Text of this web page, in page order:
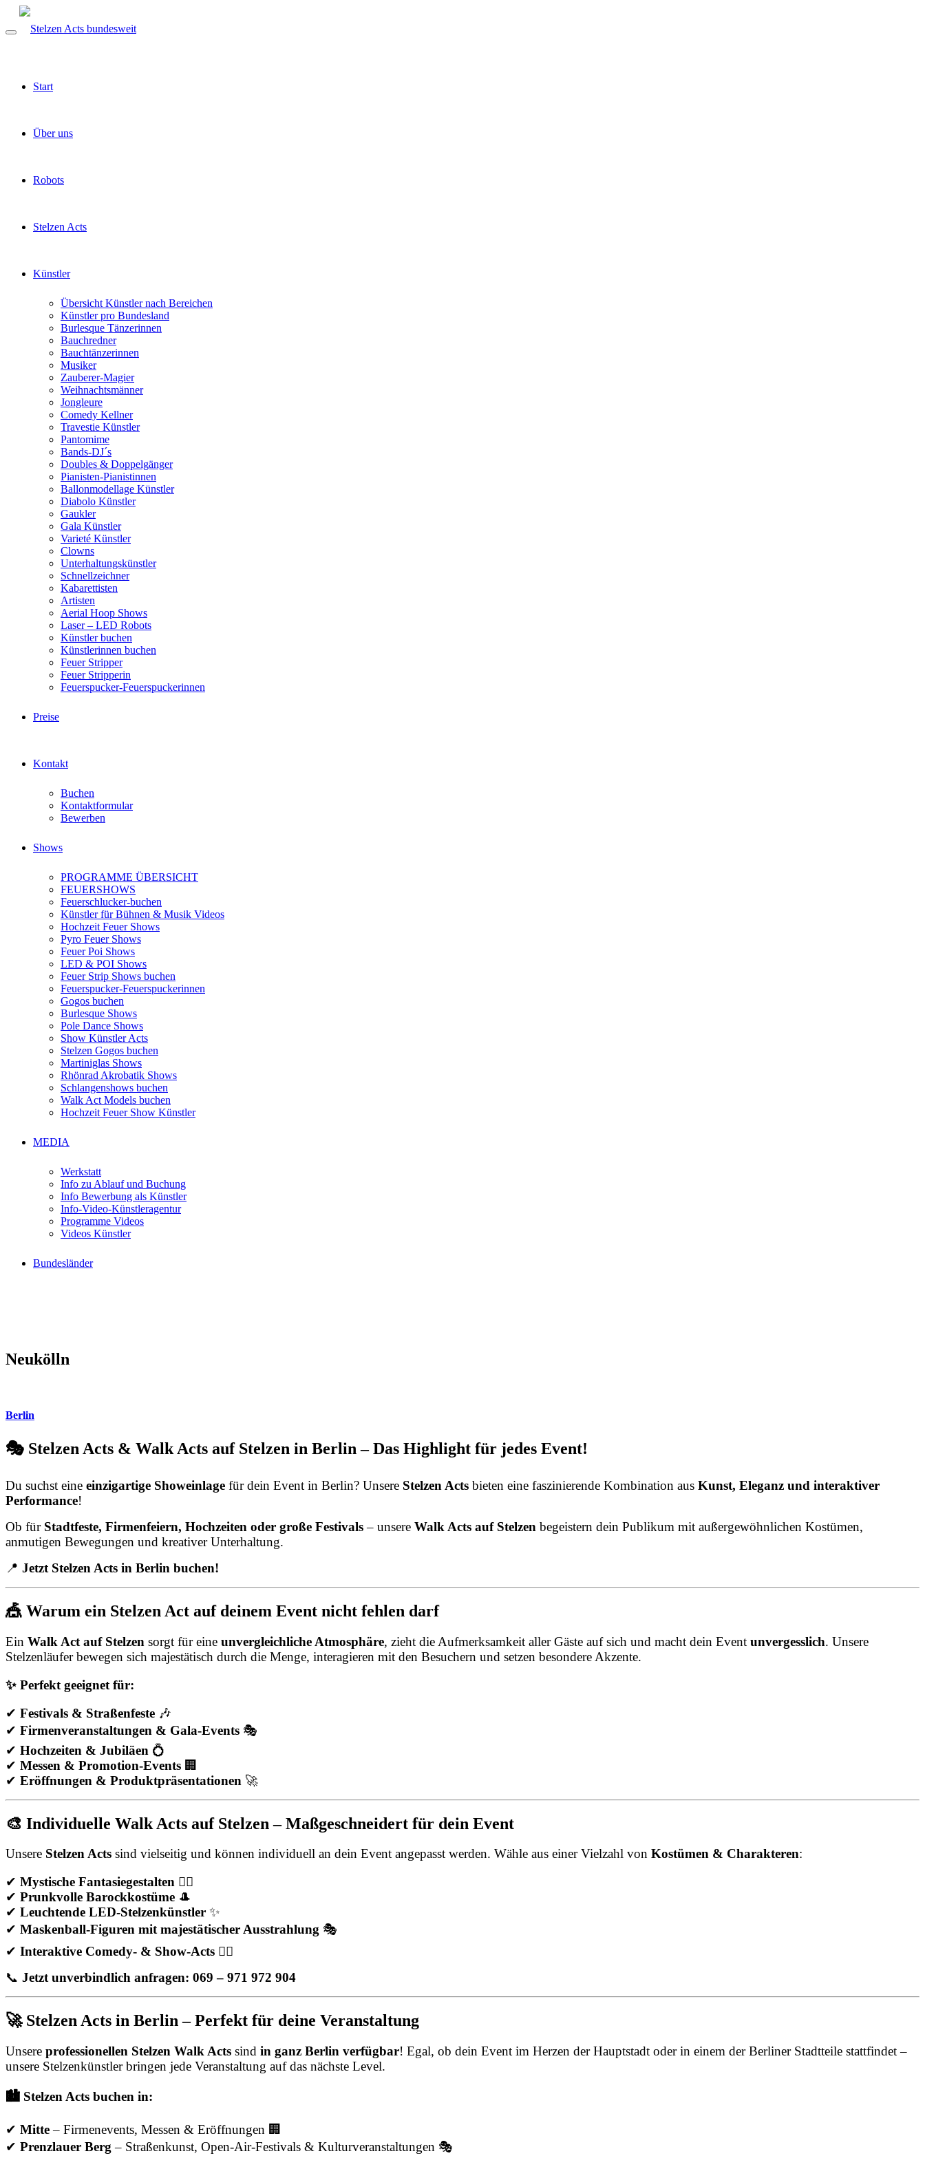
Start
Über uns
Robots
Stelzen Acts
Künstler
Übersicht Künstler nach Bereichen
Künstler pro Bundesland
Burlesque Tänzerinnen
Bauchredner
Bauchtänzerinnen
Musiker
Zauberer-Magier
Weihnachtsmänner
Jongleure
Comedy Kellner
Travestie Künstler
Pantomime
Bands-DJ´s
Doubles & Doppelgänger
Pianisten-Pianistinnen
Ballonmodellage Künstler
Diabolo Künstler
Gaukler
Gala Künstler
Varieté Künstler
Clowns
Unterhaltungskünstler
Schnellzeichner
Kabarettisten
Artisten
Aerial Hoop Shows
Laser – LED Robots
Künstler buchen
Künstlerinnen buchen
Feuer Stripper
Feuer Stripperin
Feuerspucker-Feuerspuckerinnen
Preise
Kontakt
Buchen
Kontaktformular
Bewerben
Shows
PROGRAMME ÜBERSICHT
FEUERSHOWS
Feuerschlucker-buchen
Künstler für Bühnen & Musik Videos
Hochzeit Feuer Shows
Pyro Feuer Shows
Feuer Poi Shows
LED & POI Shows
Feuer Strip Shows buchen
Feuerspucker-Feuerspuckerinnen
Gogos buchen
Burlesque Shows
Pole Dance Shows
Show Künstler Acts
Stelzen Gogos buchen
Martiniglas Shows
Rhönrad Akrobatik Shows
Schlangenshows buchen
Walk Act Models buchen
Hochzeit Feuer Show Künstler
MEDIA
Werkstatt
Info zu Ablauf und Buchung
Info Bewerbung als Künstler
Info-Video-Künstleragentur
Programme Videos
Videos Künstler
Bundesländer
Neukölln
Berlin
🎭 Stelzen Acts & Walk Acts auf Stelzen in Berlin – Das Highlight für jedes Event!
Du suchst eine einzigartige Showeinlage für dein Event in Berlin? Unsere Stelzen Acts bieten eine faszinierende Kombination aus Kunst, Eleganz und interaktiver
Performance!
Ob für Stadtfeste, Firmenfeiern, Hochzeiten oder große Festivals– unsere Walk Acts auf Stelzen begeistern dein Publikum mit außergewöhnlichen Kostümen,
anmutigen Bewegungen und kreativer Unterhaltung.
📍 Jetzt Stelzen Acts in Berlin buchen!
🎪 Warum ein Stelzen Act auf deinem Event nicht fehlen darf
Ein Walk Act auf Stelzen sorgt für eine unvergleichliche Atmosphäre, zieht die Aufmerksamkeit aller Gäste auf sich und macht dein Event unvergesslich. Unsere
Stelzenläufer bewegen sich majestätisch durch die Menge, interagieren mit den Besuchern und setzen besondere Akzente.
✨ Perfekt geeignet für:
✔ Festivals & Straßenfeste 🎶
✔ Firmenveranstaltungen & Gala-Events 🎭
✔ Hochzeiten & Jubiläen 💍
✔ Messen & Promotion-Events 🏢
✔ Eröffnungen & Produktpräsentationen 🚀
🎨 Individuelle Walk Acts auf Stelzen – Maßgeschneidert für dein Event
Unsere Stelzen Acts sind vielseitig und können individuell an dein Event angepasst werden. Wähle aus einer Vielzahl von Kostümen & Charakteren:
✔ Mystische Fantasiegestalten 🧚‍♀️
✔ Prunkvolle Barockkostüme 🎩
✔ Leuchtende LED-Stelzenkünstler ✨
✔ Maskenball-Figuren mit majestätischer Ausstrahlung 🎭
✔ Interaktive Comedy- & Show-Acts 🤹‍♂️
📞 Jetzt unverbindlich anfragen: 069 – 971 972 904
🚀 Stelzen Acts in Berlin – Perfekt für deine Veranstaltung
Unsere professionellen Stelzen Walk Acts sind in ganz Berlin verfügbar! Egal, ob dein Event im Herzen der Hauptstadt oder in einem der Berliner Stadtteile stattfindet –
unsere Stelzenkünstler bringen jede Veranstaltung auf das nächste Level.
🏙️ Stelzen Acts buchen in:
✔ Mitte– Firmenevents, Messen & Eröffnungen 🏢
✔ Prenzlauer Berg – Straßenkunst, Open-Air-Festivals & Kulturveranstaltungen 🎭